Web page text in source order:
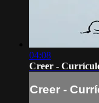
04:08
Creer -
Creer -